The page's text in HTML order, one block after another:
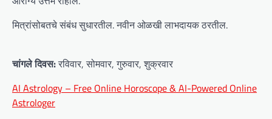
मित्रांसोबतचे संबंध सुधारतील. नवीन ओळखी लाभदायक ठरतील.
चांगले दिवस:रविवार, सोमवार, गुरुवार, शुक्रवार
AI Astrology – Free Online Horoscope & AI-Powered Online
Astrologer